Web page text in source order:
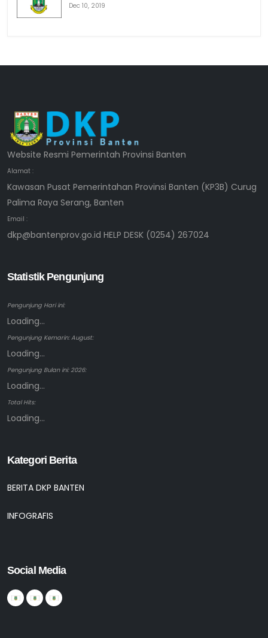
Dec 10, 2019
Website Resmi Pemerintah Provinsi Banten
Alamat :
Kawasan Pusat Pemerintahan Provinsi Banten (KP3B) Curug
Palima Raya Serang, Banten
Email :
dkp@bantenprov.go.id HELP DESK (0254) 267024
Statistik Pengunjung
Pengunjung Hari ini:
Loading...
Pengunjung Kemarin: August:
Loading...
Pengunjung Bulan ini: 2026:
Loading...
Total Hits:
Loading...
Kategori Berita
BERITA DKP BANTEN
INFOGRAFIS
Social Media